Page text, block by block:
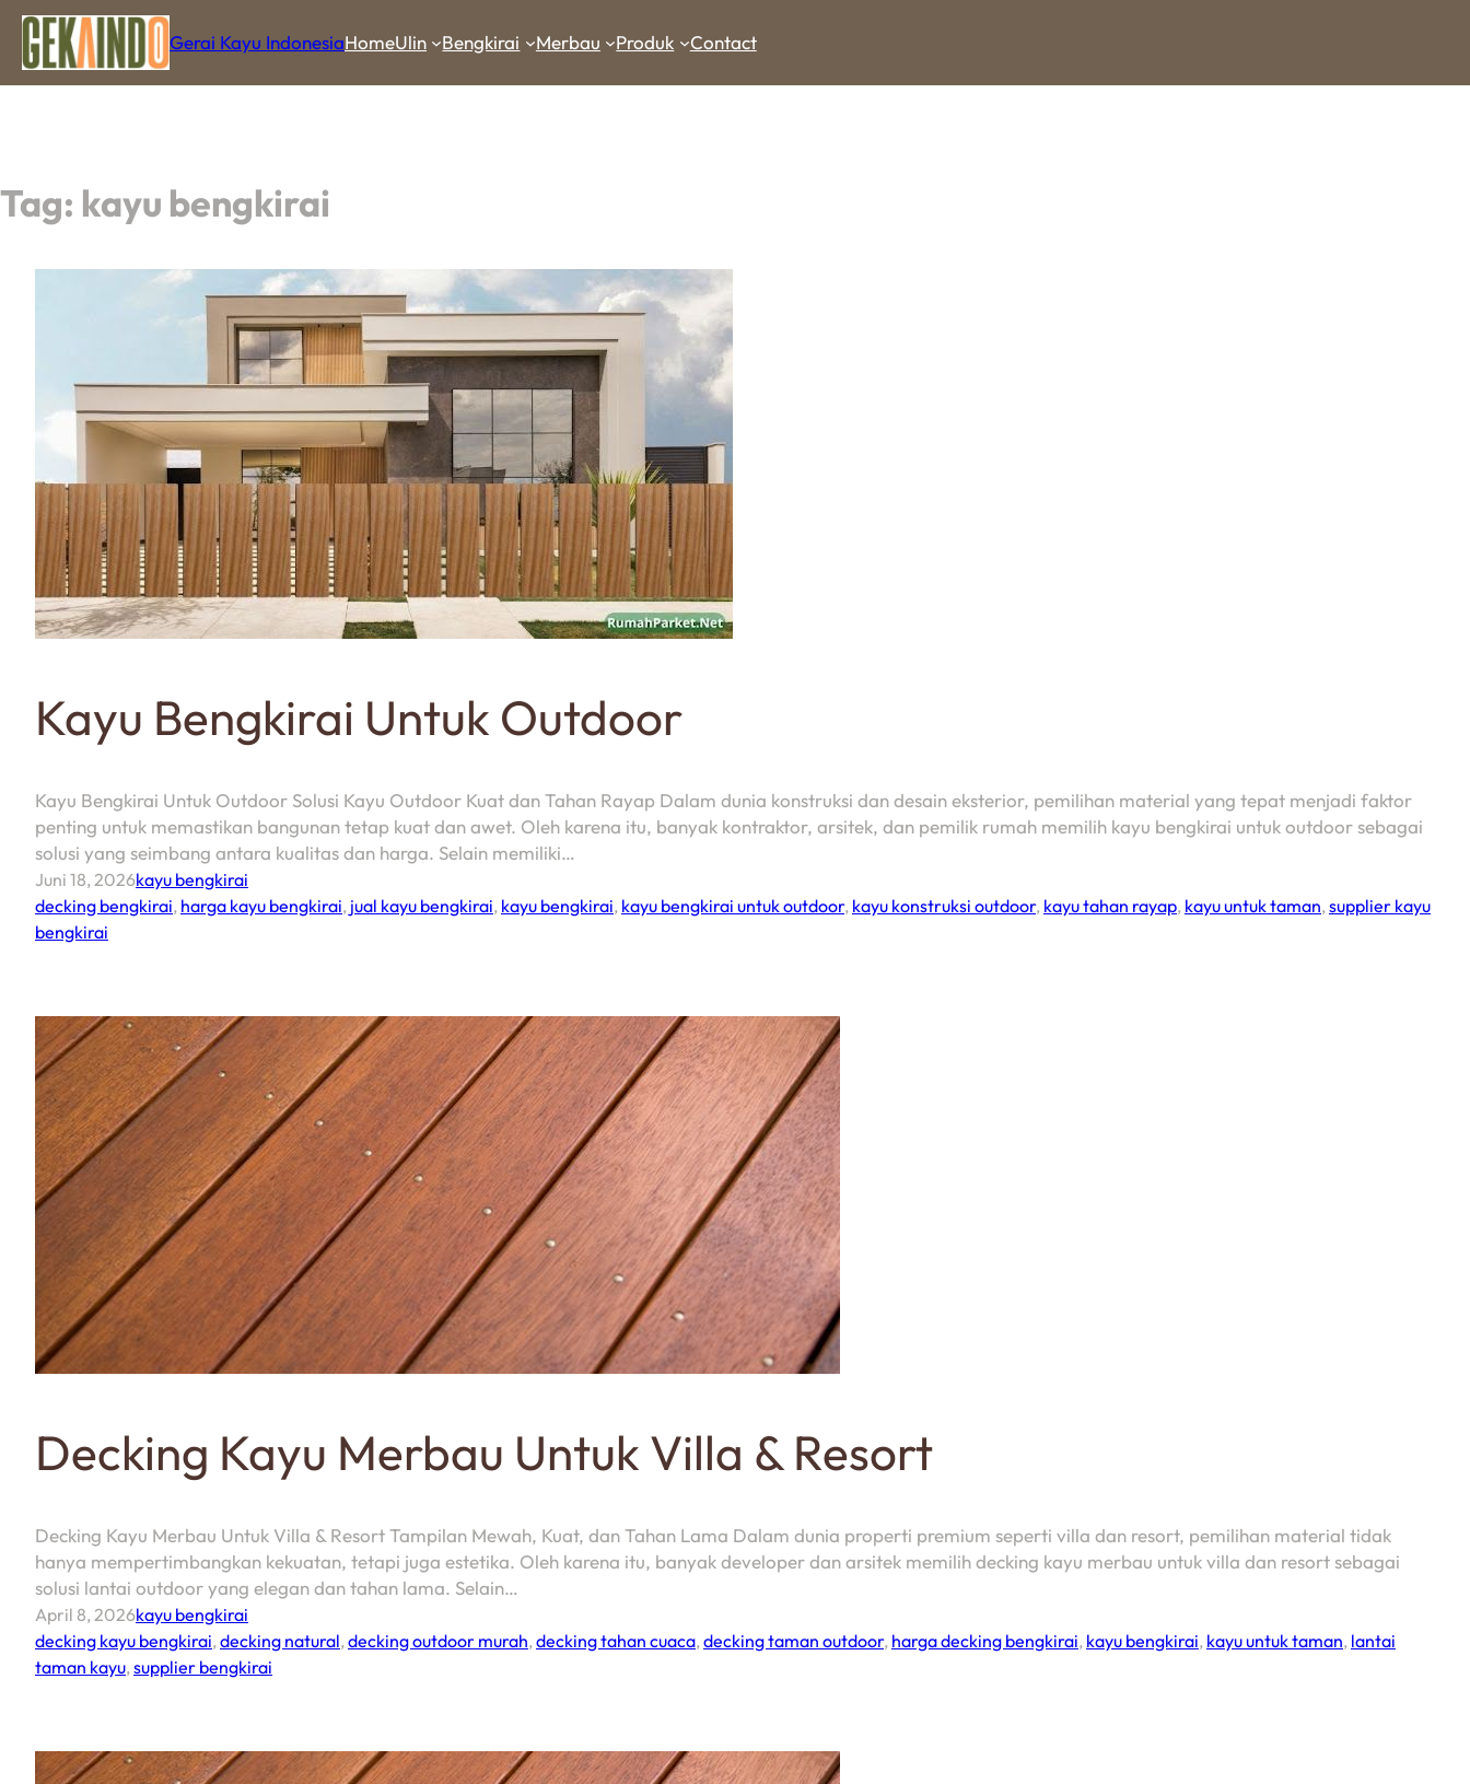
Gerai Kayu IndonesiaHomeUlin Bengkirai Merbau Produk Contact
Tag: kayu bengkirai
Kayu Bengkirai Untuk Outdoor
Kayu Bengkirai Untuk Outdoor Solusi Kayu Outdoor Kuat dan Tahan Rayap Dalam dunia konstruksi dan desain eksterior, pemilihan material yang tepat menjadi faktor
penting untuk memastikan bangunan tetap kuat dan awet. Oleh karena itu, banyak kontraktor, arsitek, dan pemilik rumah memilih kayu bengkirai untuk outdoor sebagai
solusi yang seimbang antara kualitas dan harga. Selain memiliki…
Juni 18, 2026kayu bengkirai
decking bengkirai, harga kayu bengkirai, jual kayu bengkirai, kayu bengkirai, kayu bengkirai untuk outdoor, kayu konstruksi outdoor, kayu tahan rayap, kayu untuk taman,supplier kayu
bengkirai
Decking Kayu Merbau Untuk Villa & Resort
Decking Kayu Merbau Untuk Villa & Resort Tampilan Mewah, Kuat, dan Tahan Lama Dalam dunia properti premium seperti villa dan resort, pemilihan material tidak
hanya mempertimbangkan kekuatan, tetapi juga estetika. Oleh karena itu, banyak developer dan arsitek memilih decking kayu merbau untuk villa dan resort sebagai
solusi lantai outdoor yang elegan dan tahan lama. Selain…
April 8, 2026kayu bengkirai
decking kayu bengkirai,decking natural,decking outdoor murah,decking tahan cuaca,decking taman outdoor, harga decking bengkirai, kayu bengkirai, kayu untuk taman, lantai
taman kayu,supplier bengkirai